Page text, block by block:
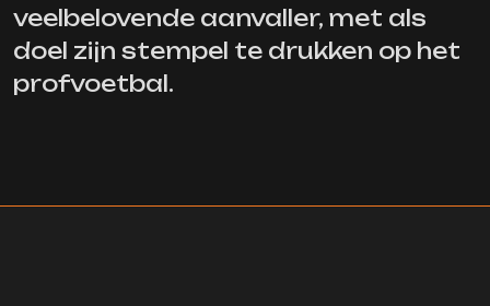
veelbelovende aanvaller, met als
doel zijn stempel te drukken op het
profvoetbal.